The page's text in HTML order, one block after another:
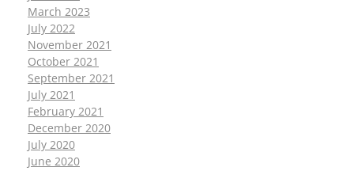
March 2023
July 2022
November 2021
October 2021
September 2021
July 2021
February 2021
December 2020
July 2020
June 2020